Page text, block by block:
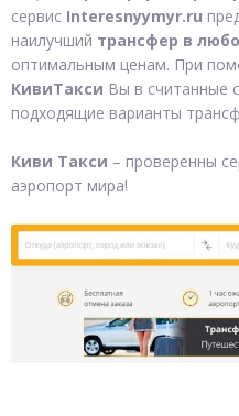
сервис Interesnyymyr.ru
наилучший трансфер в
оптимальным ценам. При
КивиТакси Вы в считанные
подходящие варианты
Киви Такси – проверенны
аэропорт мира!